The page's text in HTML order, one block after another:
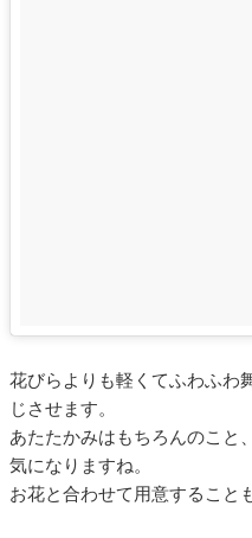
花びらよりも軽くてふわふわ
じさせます。
あたたかみはもちろんのこと
気になりますね。
お花と合わせて用意すること